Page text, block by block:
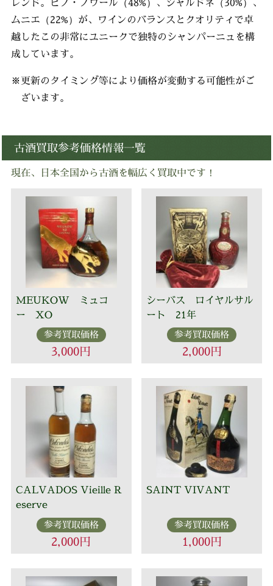
ムニエ（22%）が、ワインのバランスとクオリティで卓
越したこの非常にユニークで独特のシャンパーニュを構
成しています。
※更新のタイミング等により価格が変動する可能性がご
ざいます。
古酒買取参考価格情報一覧
現在、日本全国から古酒を幅広く買取中です！
MEUKOW ミュコ
ー XO
参考買取価格
3,000円
シーバス ロイヤルサル
ート 21年
参考買取価格
2,000円
CALVADOS Vieille R
eserve
参考買取価格
2,000円
SAINT VIVANT
参考買取価格
1,000円